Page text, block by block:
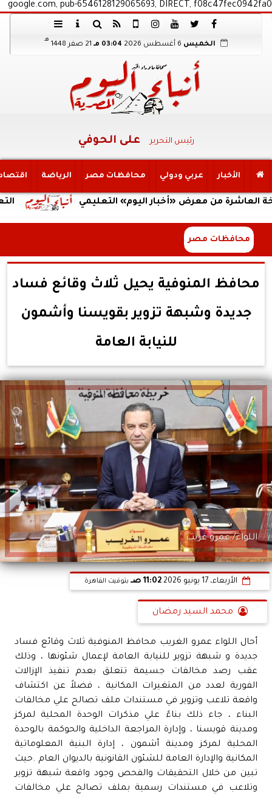
google.com, pub-6546128129065693, DIRECT, f08c47fec0942fa0
الخميس 03:04 مـ 21 صفر 1448
هـ
رئيس التحرير على الحوفي
الأخبار عربي ودولي محافظات مصر الرياضة
التعليم من معرض «أخبار اليوم» التعليمي
محافظات مصر
محافظ المنوفية يحيل ثلاث وقائع فساد
جديدة وشبهة تزوير بقويسنا وأشمون
للنيابة العامة
اللواء/ عمرو غريب
الأربعاء، 17 يونيو 2026 11:02 صـ بتوقيت القاهرة
محمد السيد رمضان
أحال اللواء عمرو الغريب محافظ المنوفية ثلاث وقائع فساد
جديدة و شبهة تزوير للنيابة العامة لإعمال شئونها ، وذلك
عقب رصد مخالفات جسيمة تتعلق بعدم تنفيذ الإزالات
الفورية لعدد من المتغيرات المكانية ، فضلاً عن اكتشاف
واقعة تلاعب وتزوير في مستندات ملف تصالح علي مخالفات
البناء ، جاء ذلك بناءً علي مذكرات الوحدة المحلية لمركز
ومدينة قويسنا ، وإدارة المراجعة الداخلية والحوكمة بالوحدة
المحلية لمركز ومدينة أشمون ، إدارة البنية المعلوماتية
المكانية والإدارة العامة للشئون القانونية بالديوان العام .حيث
تبين من خلال التحقيقات والفحص وجود واقعة شبهة تزوير
وتلاعب في مستندات رسمية بملف تصالح علي مخالفات